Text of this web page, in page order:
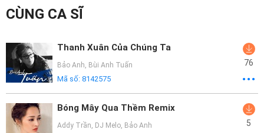
Nghiệp
CÙNG CA SĨ
Thanh Xuân Của Chúng Ta
Bảo Anh, Bùi Anh Tuấn
Mã số: 8142575
76
Bóng Mây Qua Thềm Remix
Addy Trần, DJ Melo, Bảo Anh 5